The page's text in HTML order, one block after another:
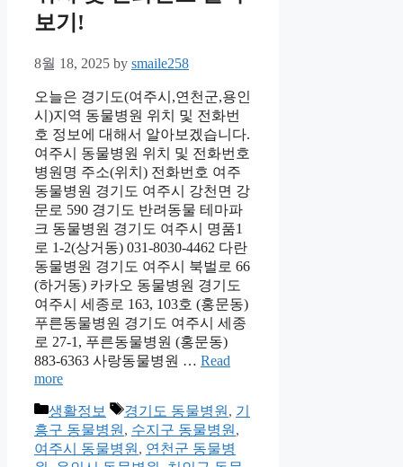
보기!
8월 18, 2025 by smaile258
오늘은 경기도(여주시,연천군,용인
시)지역 동물병원 위치 및 전화번
호 정보에 대해서 알아보겠습니다.
여주시 동물병원 위치 및 전화번호
병원명 주소(위치) 전화번호 여주
동물병원 경기도 여주시 강천면 강
문로 590 경기도 반려동물 테마파
크 동물병원 경기도 여주시 명품1
로 1-2(상거동) 031-8030-4462 다란
동물병원 경기도 여주시 북벌로 66
(하거동) 카카오 동물병원 경기도
여주시 세종로 163, 103호 (홍문동)
푸른동물병원 경기도 여주시 세종
로 27-1, 푸른동물병원 (홍문동)
883-6363 사랑동물병원 … Read
more
Categories
생활정보 Tags
경기도 동물병원 , 기
흥구 동물병원 , 수지구 동물병원 ,
여주시 동물병원 , 연천군 동물병